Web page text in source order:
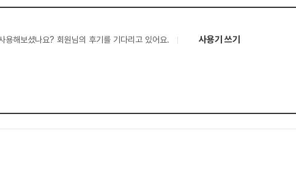
용해보셨나요? 회원님의 후기를 기다리고 있어요. 사용기 쓰기